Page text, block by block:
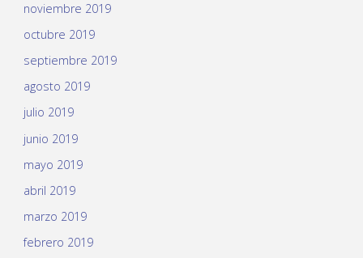
noviembre 2019
octubre 2019
septiembre 2019
agosto 2019
julio 2019
junio 2019
mayo 2019
abril 2019
marzo 2019
febrero 2019